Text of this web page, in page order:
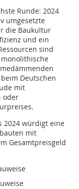
Runde: 2024
umgesetzte
die Baukultur
und ein
sind
Deutschen
mit
oder
2024 würdigt eine
mit
Gesamtpreisgeld